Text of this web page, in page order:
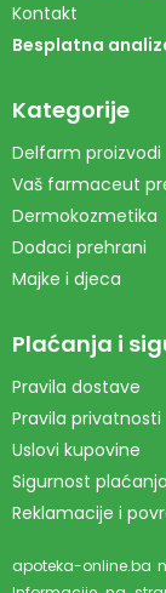
Kontakt
Besplatna
Kategorije
Delfarm proizvodi
Vaš farmaceut
Dermokozmetika
Dodaci prehrani
Majke i djeca
Plaćanja i
Pravila dostave
Pravila privatnosti
Uslovi kupovine
Sigurnost plaćanja
Reklamacije i
apoteka-online.ba